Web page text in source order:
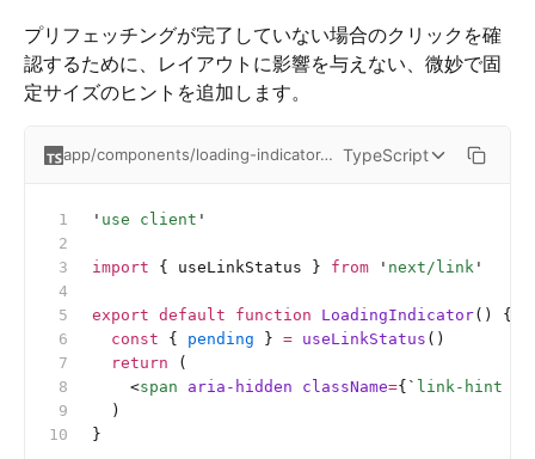
プリフェッチングが完了していない場合のクリックを確
認するために、レイアウトに影響を与えない、微妙で固
定サイズのヒントを追加します。
app/components/loading-indicator.tsx TypeScript
' use client '
import { useLinkStatus } from ' next/link '
export default function LoadingIndicator() {
  const
{ pending } = useLinkStatus ()
  return
(
    <
span aria-hidden className={ ` link-hint
  )
}